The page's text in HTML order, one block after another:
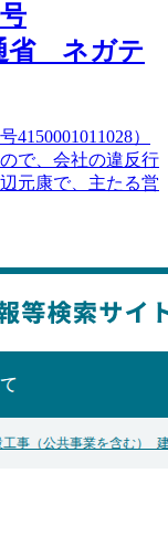
省 ネガテ
）
で、会社の違反行
元康で、主たる営